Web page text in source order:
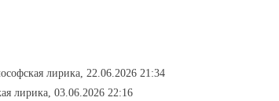
лирика, 22.06.2026 21:34
лирика, 03.06.2026 22:16